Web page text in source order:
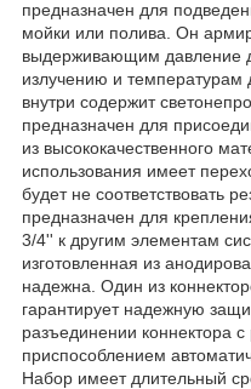
предназначен для
мойки или полива. Он
выдерживающим давление
излучению и температурам
внутри содержит
предназначен для
из высококачественного
использования имеет
будет не соответствовать
предназначен для
3/4'' к другим элементам
изготовленная из
надежна. Один из
гарантирует надежную
разъединении коннектора
приспособлением
Набор имеет длительный